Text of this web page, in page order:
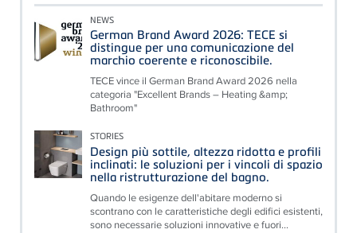
NEWS
German Brand Award 2026: TECE si
distingue per una comunicazione del
marchio coerente e riconoscibile.
TECE vince il German Brand Award 2026 nella
categoria "Excellent Brands – Heating &amp;
Bathroom"
STORIES
Design più sottile, altezza ridotta e profili
inclinati: le soluzioni per i vincoli di spazio
nella ristrutturazione del bagno.
Quando le esigenze dell'abitare moderno si
scontrano con le caratteristiche degli edifici esistenti,
sono necessarie soluzioni innovative e fuori...